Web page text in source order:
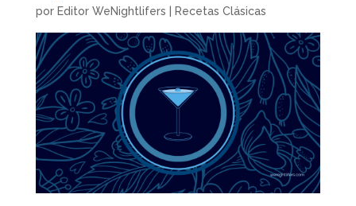
por Editor WeNightlifers Recetas Clásicas